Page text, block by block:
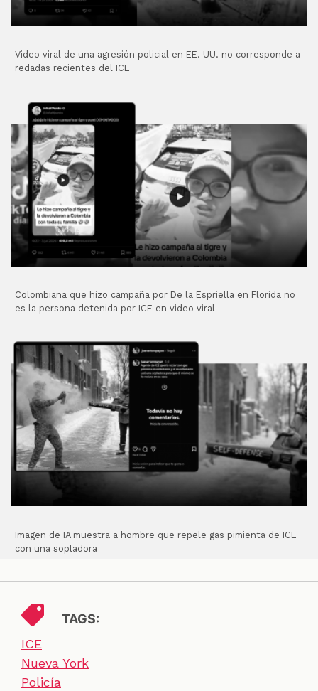
Video viral de una agresión policial en EE. UU. no corresponde a
redadas recientes del ICE
Colombiana que hizo campaña por De la Espriella en Florida no
es la persona detenida por ICE en video viral
Imagen de IA muestra a hombre que repele gas pimienta de ICE
con una sopladora
TAGS:
ICE
Nueva York
Policía